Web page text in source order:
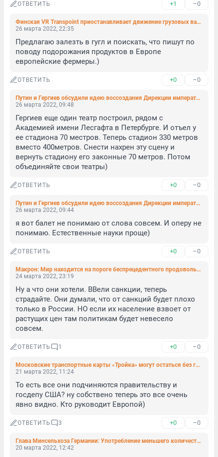
ОТВЕТИТЬ +1 –0
Финская VR Transpoint приостанавливает движение грузовых вагонов из России из-за санкций
26 марта 2022, 22:35
Предлагаю залезть в гугл и поискать, что пишут по
поводу подорожания продуктов в Европе
европейские фермеры.)
ОТВЕТИТЬ +0 –0
Путин и Гергиев обсудили идею воссоздания Дирекции императорских театров и объединения Большого и Мариинки
26 марта 2022, 09:48
Гергиев еще один театр построил, рядом с
Академией имени Лесгафта в Петербурге. И отъел у
ее стадиона 70 местров. Теперь стадион 330 метров
вместо 400метров. Снести нахрен эту сцену и
вернуть стадиону его законные 70 метров. Потом
объединяйте свои театры)
ОТВЕТИТЬ +0 –0
Путин и Гергиев обсудили идею воссоздания Дирекции императорских театров и объединения Большого и Мариинки
26 марта 2022, 09:44
я вот балет не понимаю от слова совсем. И оперу не
понимаю. Естественные науки проще)
ОТВЕТИТЬ +0 –0
Макрон: Мир находится на пороге беспрецедентного продовольственного кризиса
24 марта 2022, 23:19
Ну а что они хотели. ВВели санкции, теперь
страдайте. Они думали, что от санкций будет плохо
только в России. НО если их население взвоет от
растущих цен там политикам будет невесело
совсем.
ОТВЕТИТЬ 1 +0 –0
Московские транспортные карты «Тройка» могут остаться без голландских чипов
21 марта 2022, 11:24
То есть все они подчиняются правительству и
госдепу США? ну собствено теперь это все очень
явно видно. Кто руководит Европой)
ОТВЕТИТЬ 3 +0 –0
Глава Минсельхоза Германии: Употребление меньшего количества мяса было бы вкладом против Путина
20 марта 2022, 12:42